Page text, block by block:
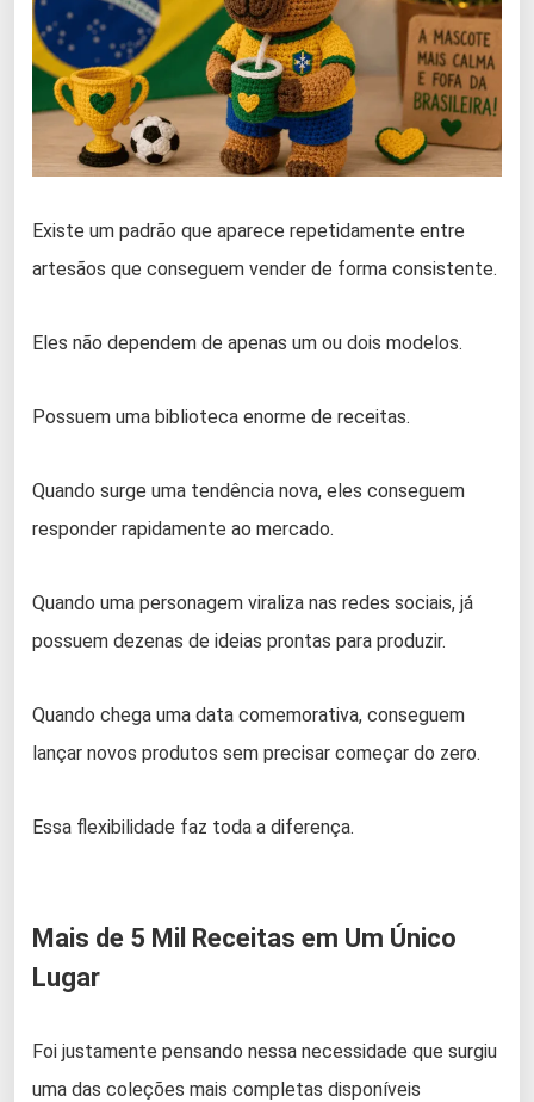
Existe um padrão que aparece repetidamente entre
artesãos que conseguem vender de forma consistente.
Eles não dependem de apenas um ou dois modelos.
Possuem uma biblioteca enorme de receitas.
Quando surge uma tendência nova, eles conseguem
responder rapidamente ao mercado.
Quando uma personagem viraliza nas redes sociais, já
possuem dezenas de ideias prontas para produzir.
Quando chega uma data comemorativa, conseguem
lançar novos produtos sem precisar começar do zero.
Essa flexibilidade faz toda a diferença.
Mais de 5 Mil Receitas em Um Único
Lugar
Foi justamente pensando nessa necessidade que surgiu
uma das coleções mais completas disponíveis